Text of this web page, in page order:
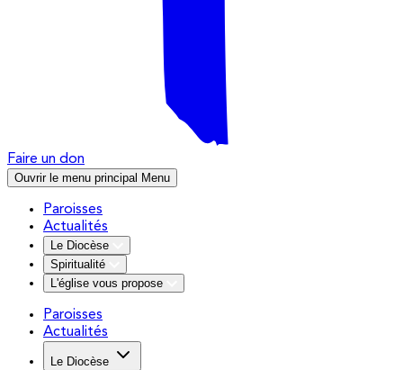
Faire un don
Ouvrir le menu principal Menu
Paroisses
Actualités
Le Diocèse
Spiritualité
L'église vous propose
Paroisses
Actualités
Le Diocèse